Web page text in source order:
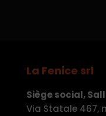
La Fenice srl
Siège social,
Via Statale 467,